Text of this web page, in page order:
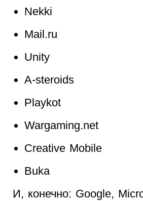
Nekki
Mail.ru
Unity
A-steroids
Playkot
Wargaming.net
Creative Mobile
Buka
И, конечно: Google,